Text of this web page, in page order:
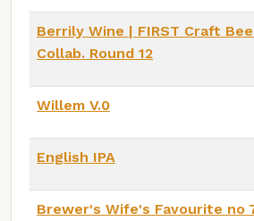
Berrily Wine | FIRST Craft
Collab. Round 12
Willem V.0
English IPA
Brewer's Wife's Favourite no